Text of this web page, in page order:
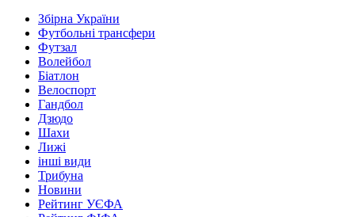
Збірна України
Футбольні трансфери
Футзал
Волейбол
Біатлон
Велоспорт
Гандбол
Дзюдо
Шахи
Лижі
інші види
Трибуна
Новини
Рейтинг УЄФА